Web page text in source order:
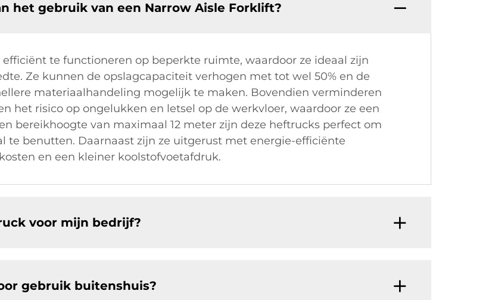
het gebruik van een Narrow Aisle Forklift?
te functioneren op beperkte ruimte, waardoor ze ideaal zijn
Ze kunnen de opslagcapaciteit verhogen met tot wel 50% en de
materiaalhandeling mogelijk te maken. Bovendien verminderen
het risico op ongelukken en letsel op de werkvloer, waardoor ze een
bereikhoogte van maximaal 12 meter zijn deze heftrucks perfect om
benutten. Daarnaast zijn ze uitgerust met energie-efficiënte
en een kleiner koolstofvoetafdruk.
voor mijn bedrijf?
gebruik buitenshuis?